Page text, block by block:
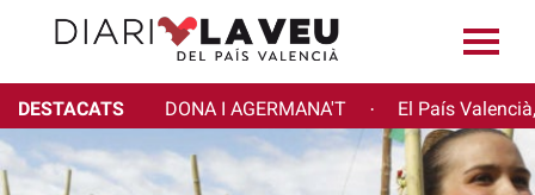
DESTACATS DONA I AGERMANA'T · El País